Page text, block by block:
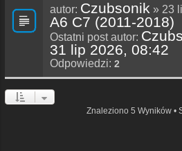
autor: Czubsonik » 23
A6 C7 (2011-2018)
Ostatni post autor:
31 lip 2026, 08:42
Odpowiedzi: 2
Znaleziono 5 Wyników •